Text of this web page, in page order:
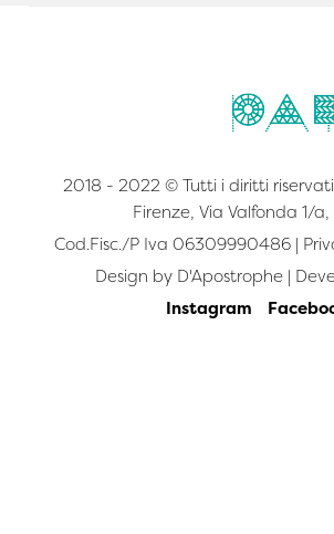
2018 - 2022 © Tutti i diritti
Firenze, Via Valfonda 1/
Cod.Fisc./P Iva 06309990486 |
Design by D'Apostrophe |
Instagram